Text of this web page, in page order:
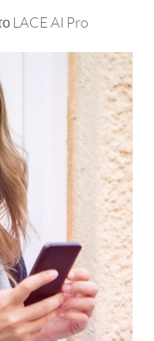
LACE AI Pro